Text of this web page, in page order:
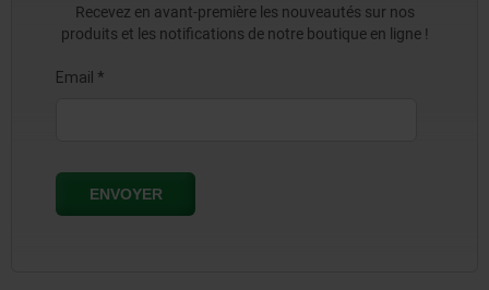
Recevez en avant-première les nouveautés sur nos
produits et les notifications de notre boutique en ligne !